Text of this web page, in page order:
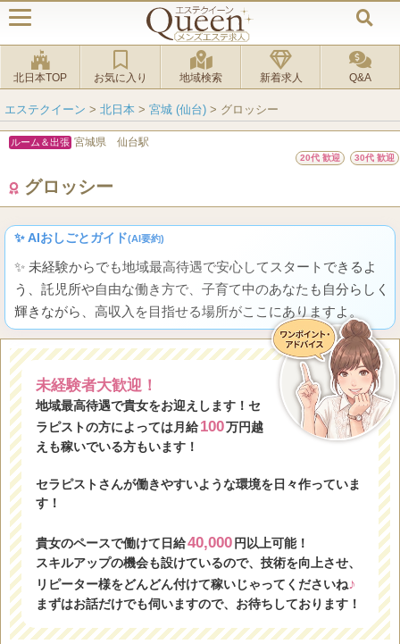
北日本TOP お気に入り 地域検索 新着求人 Q&A
エステクイーン > 北日本 > 宮城 (仙台) > グロッシー
ルーム＆出張 宮城県 仙台駅
20代 歓迎 30代 歓迎
グロッシー
✨ AIおしごとガイド(AI要約)
✨ 未経験からでも地域最高待遇で安心してスタートできるよ
う、託児所や自由な働き方で、子育て中のあなたも自分らしく
輝きながら、高収入を目指せる場所がここにありますよ。
未経験者大歓迎！
地域最高待遇で貴女をお迎えします！セ
ラピストの方によっては月給 100万円越
えも稼いでいる方もいます！
セラピストさんが働きやすいような環境を日々作っていま
す！
貴女のペースで働けて日給40,000 円以上可能！
スキルアップの機会も設けているので、技術を向上させ、
リピーター様をどんどん付けて稼いじゃってくださいね♪
まずはお話だけでも伺いますので、お待ちしております！